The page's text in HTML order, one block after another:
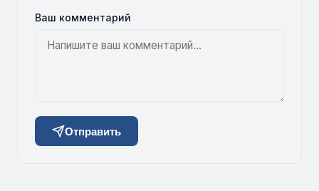
Ваш комментарий
Отправить